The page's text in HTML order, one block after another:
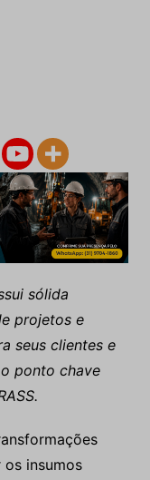
sólida
projetos e
seus clientes e
ponto chave
insumos